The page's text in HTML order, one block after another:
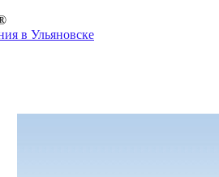
в Ульяновске